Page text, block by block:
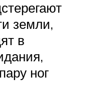
земли,
в
ног